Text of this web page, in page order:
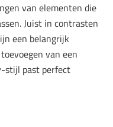
van elementen die
Juist in contrasten
een belangrijk
van een
stijl past perfect